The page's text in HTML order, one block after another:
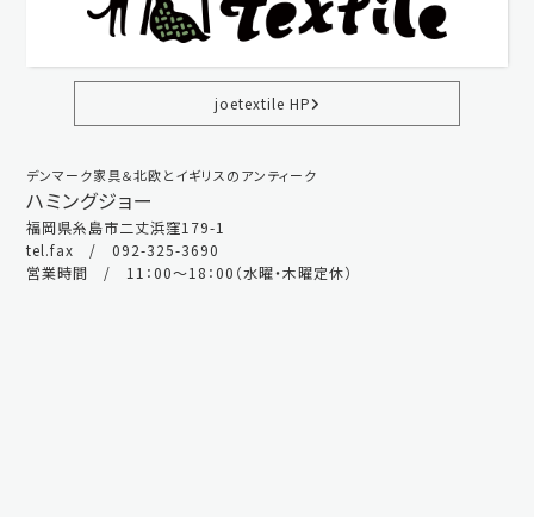
joetextile HP
デンマーク家具＆北欧とイギリスのアンティーク
ハミングジョー
福岡県糸島市二丈浜窪179-1
tel.fax / 092-325-3690
営業時間 / 11：00～18：00（水曜・木曜定休）